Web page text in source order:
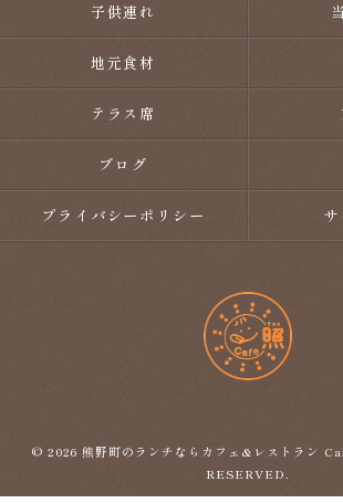
子供連れ
地元食材
テラス席
ブログ
プライバシーポリシー
© 2026 熊野町のランチならカフェ&レストラン
RESERVED.